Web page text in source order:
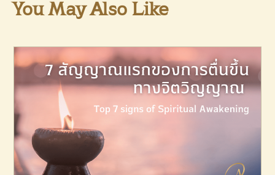
You May Also Like